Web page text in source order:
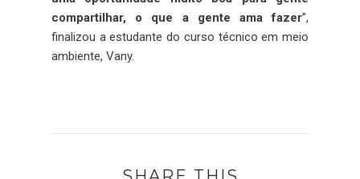
compartilhar, o que a gente ama fazer”,
finalizou a estudante do curso técnico em meio
ambiente, Vany.